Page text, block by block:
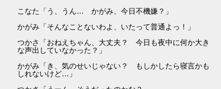
こなた「う、うん… かがみ、今日不機嫌？」
かがみ「そんなことないわよ、いたって普通よっ！」
つかさ「おねえちゃん、大丈夫？ 今日も夜中に何か大き
な声出していなかった？」
かがみ「き、気のせいじゃない？ もしかしたら寝言かも
しれないけど…」